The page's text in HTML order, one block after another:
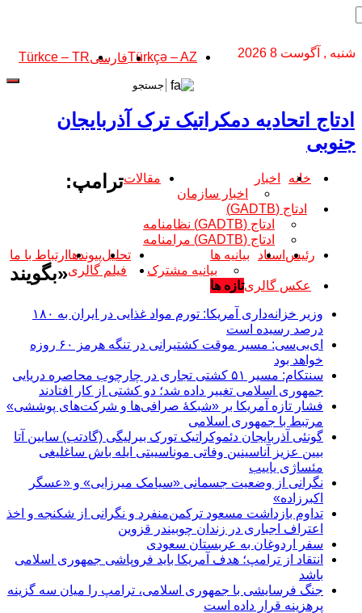
شنبه , آگوست 8 2026 Türkçə – AZفارسیTürkce – TR
ادتاج اتحادیه دمکراتیک ترک آذربایجان
جنوبی
خانه
اخبار
اخبار سازمان
مقالات
ادتاج (GADTB)
ادتاج (GADTB) نظامنامه
ادتاج (GADTB) مرامنامه
رئیس اسناد
بیانیه ها
بیانیه مشترک
تحلیلپیوندها ارتباط با ما
فیلم گالری
عکس گالریتازه ها
وزیر خزانه‌داری آمریکا: تورم مواد غذایی در ایران به ۱۸۰
درصد رسیده است
ای‌بی‌سی: مسیر موقت کشتیرانی در تنگه هرمز ۶۰ روزه
خواهد بود
سنتکام: مسیر ۵۱ کشتی تجاری در چارچوب محاصره دریایی
جمهوری اسلامی تغییر داده شد؛ دو کشتی از کار افتادند
فشار تازه آمریکا بر «شبکۀ صرافی‌ها و شرکت‌های پوششی»
مرتبط با جمهوری اسلامی
گونئی آذربایجان دئموکراتیک تورک بیرلیگی (گادتب) سایین آتا
بیین عزیز آناسینین وفاتی موناسیبتی ایله باش ساغلیغی
مئساژی یاییب
نگرانی از وضعیت جسمانی «سیامک میرزایی» و «عسگر
اکبرزاده»
تداوم بازداشت مسعود ترکمن‌منفرد و نگرانی از شکنجه و اخذ
اعتراف اجباری در زندان چوبیندر قزوین
سفر اردوغان به عربستان‌ سعودی
انتقاد از ترامپ؛ هدف آمریکا باید فروپاشی جمهوری اسلامی
باشد
جنگ فرسایشی با جمهوری اسلامی، ترامپ را میان سه گزینه
پرهزینه قرار داده است
ترامپ:
«بگویند